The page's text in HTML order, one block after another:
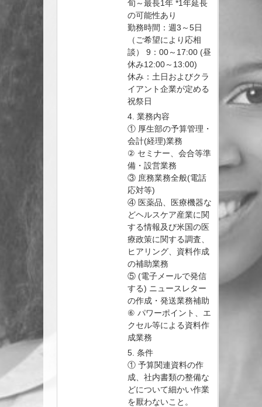
旬～最長1年 *1年延長
の可能性あり
勤務時間：週3～5日
（ご希望により応相
談） 9：00～17:00 (昼
休み12:00～13:00)
休み：土日およびクラ
イアント企業が定める
祝祭日
4. 業務内容
① 厚生部の予算管理・
会計(経理)業務
② セミナー、会合等準
備・設営業務
③ 庶務業務全般(電話
応対等)
④ 医薬品、医療機器な
どヘルスケア産業に関
する情報及び米国の医
療政策に関する調査、
ヒアリング、資料作成
の補助業務
⑤ (電子メールで発信
する) ニュースレター
の作成・発送業務補助
⑥ パワーポイント、エ
クセル等による資料作
成業務
5. 条件
① 予算関連資料の作
成、社内書類の整備な
どについて細かい作業
を厭わないこと。